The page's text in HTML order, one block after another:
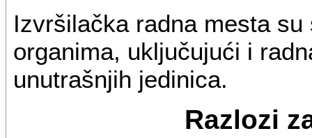
Izvršilačka radna mesta
organima, uključujući i
unutrašnjih jedinica.
Razlozi